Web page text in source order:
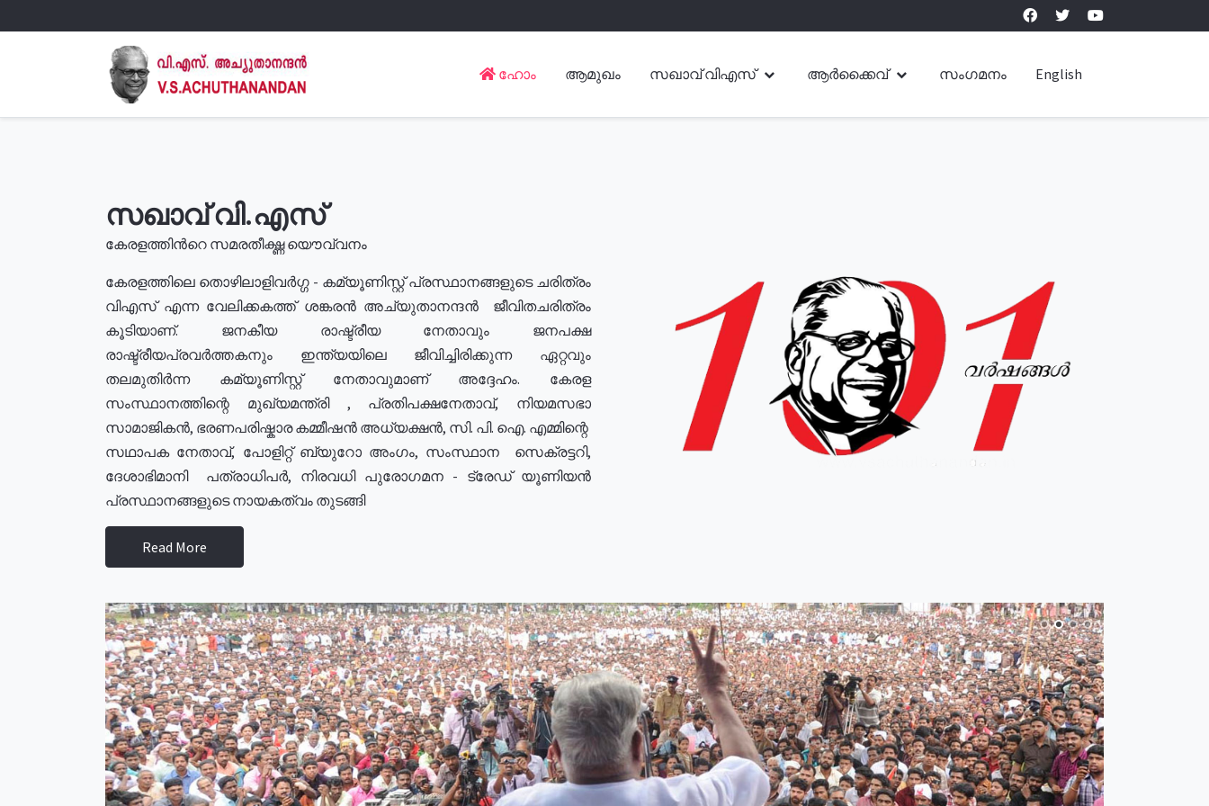
ഹോം ആമുഖം സഖാവ് വിഎസ് ആർക്കൈവ് സംഗമനം English
സഖാവ് വി.എസ്
കേരളത്തിൻറെ സമരതീക്ഷ്ണ യൌവ്വനം
കേരളത്തിലെ തൊഴിലാളിവർഗ്ഗ - കമ്യൂണിസ്റ്റ് പ്രസ്ഥാനങ്ങളുടെ ചരിത്രം
വിഎസ് എന്ന വേലിക്കകത്ത് ശങ്കരൻ അച്യുതാനന്ദൻ ജീവിതചരിത്രം
കൂടിയാണ്. ജനകീയ രാഷ്ട്രീയ നേതാവും ജനപക്ഷ
രാഷ്ട്രീയപ്രവർത്തകനും ഇന്ത്യയിലെ ജീവിച്ചിരിക്കുന്ന ഏറ്റവും
തലമുതിർന്ന കമ്യൂണിസ്റ്റ് നേതാവുമാണ് അദ്ദേഹം. കേരള
സംസ്ഥാനത്തിന്റെ മുഖ്യമന്ത്രി , പ്രതിപക്ഷനേതാവ്, നിയമസഭാ
സാമാജികൻ, ഭരണപരിഷ്കാര കമ്മീഷൻ അധ്യക്ഷൻ, സി. പി. ഐ. എമ്മിന്റെ
സഥാപക നേതാവ്, പോളിറ്റ് ബ്യുറോ അംഗം, സംസ്ഥാന സെക്രട്ടറി,
ദേശാഭിമാനി പത്രാധിപർ, നിരവധി പുരോഗമന - ട്രേഡ് യൂണിയൻ
പ്രസ്ഥാനങ്ങളുടെ നായകത്വം തുടങ്ങി
Read More